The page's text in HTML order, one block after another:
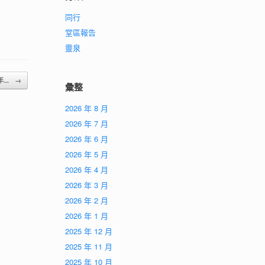
... →
同行
堂區報告
靈泉
彙整
2026 年 8 月
2026 年 7 月
2026 年 6 月
2026 年 5 月
2026 年 4 月
2026 年 3 月
2026 年 2 月
2026 年 1 月
2025 年 12 月
2025 年 11 月
2025 年 10 月